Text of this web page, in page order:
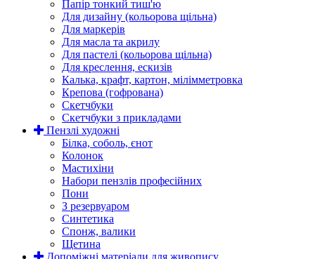
Папір тонкий тиш'ю
Для дизайну (кольорова щільна)
Для маркерів
Для масла та акрилу
Для пастелі (кольорова щільна)
Для креслення, ескизів
Калька, крафт, картон, мілімметровка
Крепова (гофрована)
Скетчбуки
Скетчбуки з прикладами
Пензлі художні
Білка, соболь, єнот
Колонок
Мастихіни
Набори пензлів професійних
Пони
З резервуаром
Синтетика
Спонж, валики
Щетина
Допоміжні матеріали для живопису